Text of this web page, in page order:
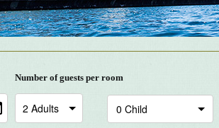
Number of guests per room